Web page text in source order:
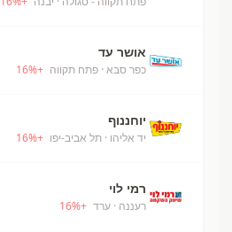
אושר עד
כפר סבא · פתח תקווה +
16%
יוחננוף
יד אליהו · תל אביב-יפו +
16%
רמי לוי
רעננה · ערד +
16%